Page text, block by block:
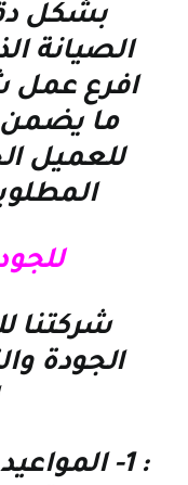
بشكل
الصيانة
افرع عمل
ما يضمن
للعميل
شركتنا
الجودة
: 1-